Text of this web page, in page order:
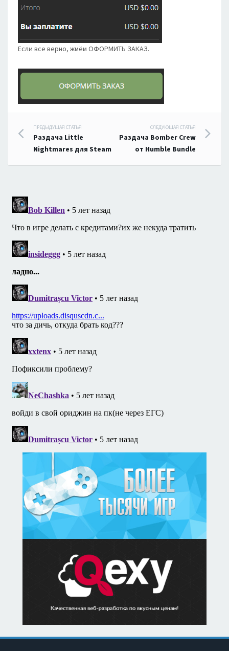
Если все верно, жмём ОФОРМИТЬ ЗАКАЗ.
Навигация
по
записям
ПРЕДЫДУЩАЯ СТАТЬЯ
Раздача Little
Nightmares для Steam
СЛЕДУЮЩАЯ СТАТЬЯ
Раздача Bomber Crew
от Humble Bundle